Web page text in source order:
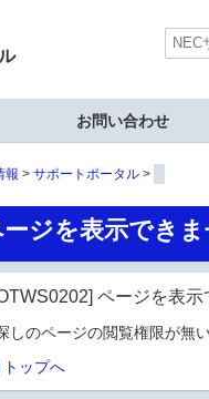
お問い合わせ
報 サポートポータル
ジを表示でき
ページを表
しのページの閲覧権限が無
トップへ